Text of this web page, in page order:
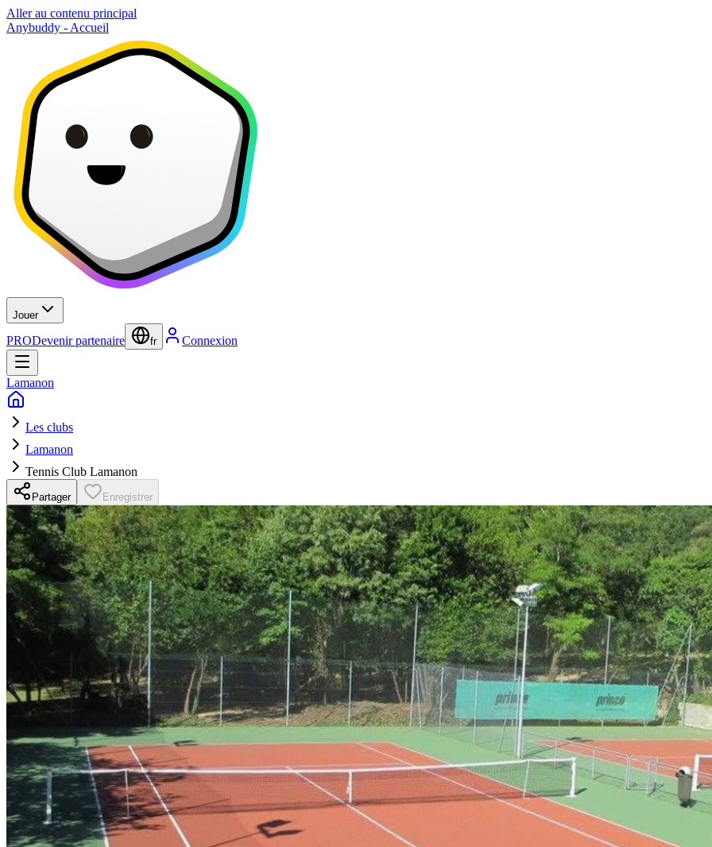
Aller au contenu principal
Anybuddy - Accueil
Jouer
PRODevenir partenaire fr Connexion
Lamanon
Les clubs
Lamanon
Tennis Club Lamanon
Partager Enregistrer